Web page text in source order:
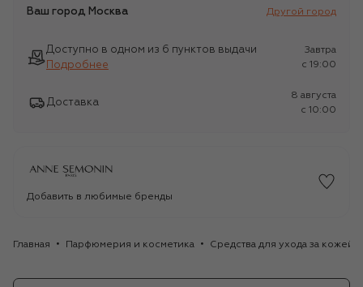
Ваш город Москва Другой город
Доступно в одном из 6 пунктов выдачи
Подробнее
Завтра
c 19:00
Доставка
8 августа
c 10:00
Добавить в любимые бренды
Главная Парфюмерия и косметика Средства для ухода за кожей